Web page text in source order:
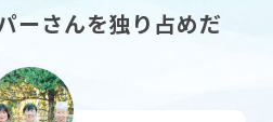
ーさんを独り占めだ